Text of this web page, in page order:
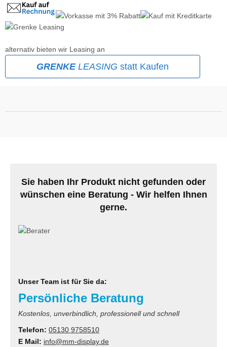
alternativ bieten wir Leasing an
GRENKELEASING statt Kaufen
Sie haben Ihr Produkt nicht gefunden oder
wünschen eine Beratung - Wir helfen Ihnen
gerne.
Unser Team ist für Sie da:
Persönliche Beratung
Kostenlos, unverbindlich, professionell und schnell
Telefon: 05130 9758510
E Mail: info@mm-display.de